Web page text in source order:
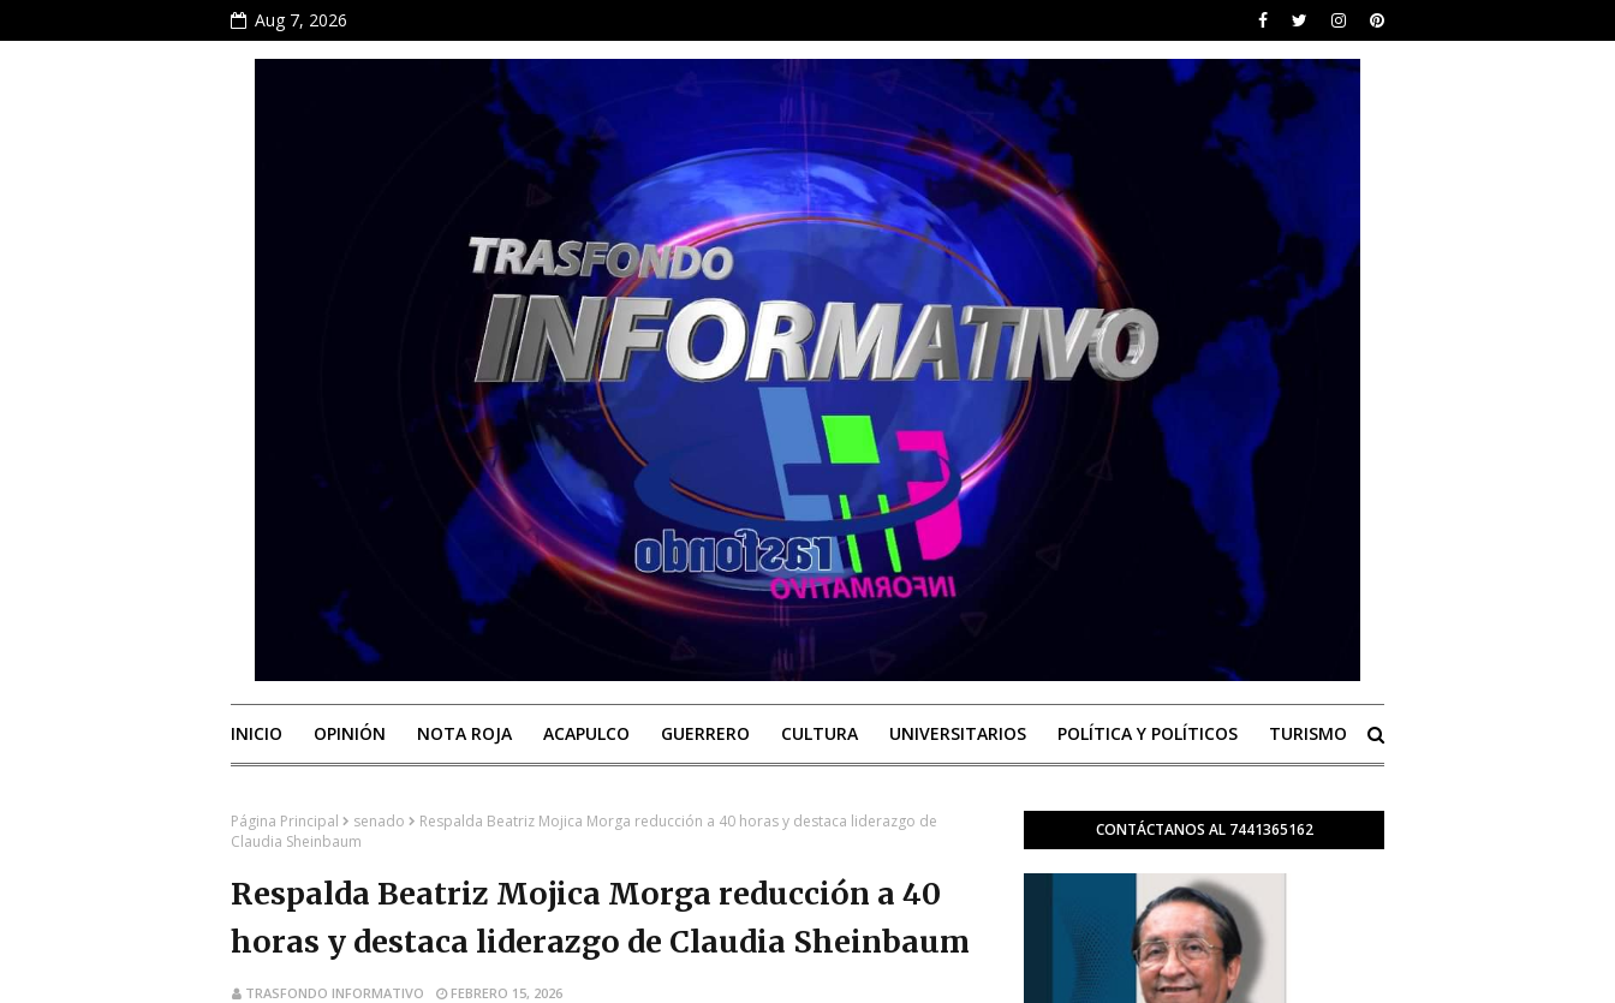
Aug 7, 2026
INICIO OPINIÓN NOTA ROJA ACAPULCO GUERRERO CULTURA UNIVERSITARIOS POLÍTICA Y POLÍTICOS TURISMO
Página Principal senado
Respalda Beatriz Mojica Morga reducción a 40 horas y destaca liderazgo de
Claudia Sheinbaum
Respalda Beatriz Mojica Morga reducción a 40
horas y destaca liderazgo de Claudia Sheinbaum
TRASFONDO INFORMATIVO FEBRERO 15, 2026
CONTÁCTANOS AL 7441365162